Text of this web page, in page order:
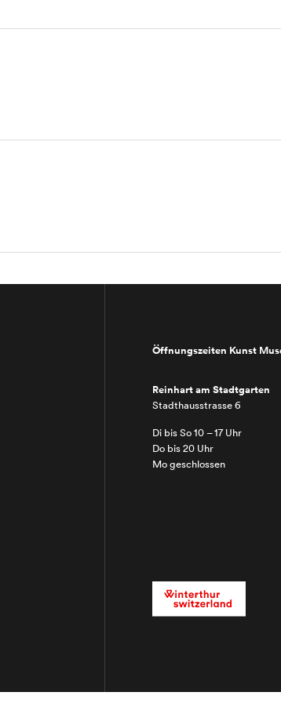
Öffnungszeiten Kunst
Reinhart am Stadtgarten
Stadthausstrasse 6
Di bis So 10 – 17 Uhr
Do bis 20 Uhr
Mo geschlossen